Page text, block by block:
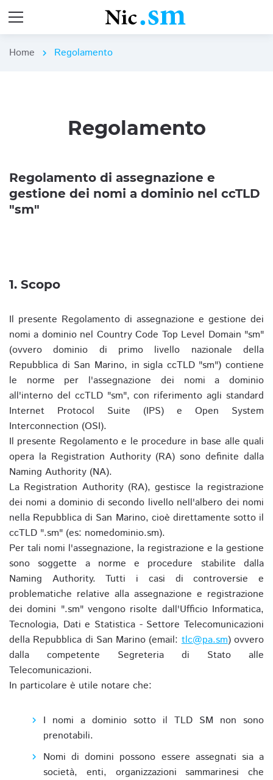
Home chevron_right Regolamento
Regolamento
Regolamento di assegnazione e
gestione dei nomi a dominio nel ccTLD
"sm"
1. Scopo
Il presente Regolamento di assegnazione e gestione dei
nomi a dominio nel Country Code Top Level Domain "sm"
(ovvero dominio di primo livello nazionale della
Repubblica di San Marino, in sigla ccTLD "sm") contiene
le norme per l'assegnazione dei nomi a dominio
all'interno del ccTLD "sm", con riferimento agli standard
Internet Protocol Suite (IPS) e Open System
Interconnection (OSI).
Il presente Regolamento e le procedure in base alle quali
opera la Registration Authority (RA) sono definite dalla
Naming Authority (NA).
La Registration Authority (RA), gestisce la registrazione
dei nomi a dominio di secondo livello nell'albero dei nomi
nella Repubblica di San Marino, cioè direttamente sotto il
ccTLD ".sm" (es: nomedominio.sm).
Per tali nomi l'assegnazione, la registrazione e la gestione
sono soggette a norme e procedure stabilite dalla
Naming Authority. Tutti i casi di controversie e
problematiche relative alla assegnazione e registrazione
dei domini ".sm" vengono risolte dall'Ufficio Informatica,
Tecnologia, Dati e Statistica - Settore Telecomunicazioni
della Repubblica di San Marino (email:tlc@pa.sm) ovvero
dalla competente Segreteria di Stato alle
Telecomunicazioni.
In particolare è utile notare che:
I nomi a dominio sotto il TLD SM non sono
prenotabili.
Nomi di domini possono essere assegnati sia a
società, enti, organizzazioni sammarinesi che